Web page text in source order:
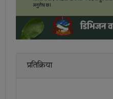
प्रतिक्रिया